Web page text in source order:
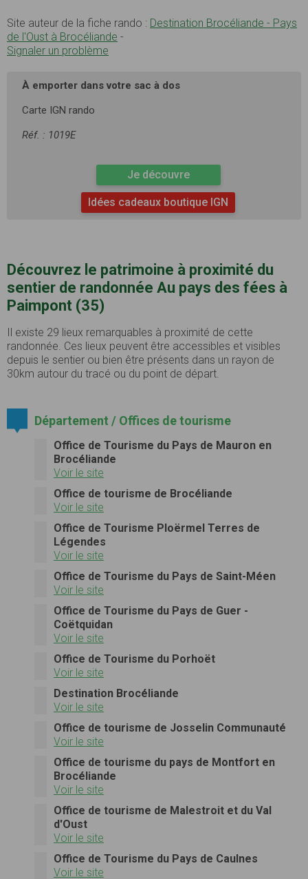
Site auteur de la fiche rando : Destination Brocéliande - Pays
de l'Oust à Brocéliande -
Signaler un problème
À emporter dans votre sac à dos
Carte IGN rando
Réf. : 1019E
Je découvre
Idées cadeaux boutique IGN
Découvrez le patrimoine à proximité du
sentier de randonnée Au pays des fées à
Paimpont (35)
Il existe 29 lieux remarquables à proximité de cette
randonnée. Ces lieux peuvent être accessibles et visibles
depuis le sentier ou bien être présents dans un rayon de
30km autour du tracé ou du point de départ.
Département / Offices de tourisme
Office de Tourisme du Pays de Mauron en
Brocéliande
Voir le site
Office de tourisme de Brocéliande
Voir le site
Office de Tourisme Ploërmel Terres de
Légendes
Voir le site
Office de Tourisme du Pays de Saint-Méen
Voir le site
Office de Tourisme du Pays de Guer -
Coëtquidan
Voir le site
Office de Tourisme du Porhoët
Voir le site
Destination Brocéliande
Voir le site
Office de tourisme de Josselin Communauté
Voir le site
Office de tourisme du pays de Montfort en
Brocéliande
Voir le site
Office de tourisme de Malestroit et du Val
d'Oust
Voir le site
Office de Tourisme du Pays de Caulnes
Voir le site